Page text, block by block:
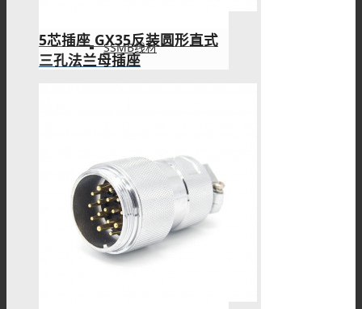
SSMB线材
IPEX线缆
5芯插座 GX35反装圆形直式
三孔法兰母插座